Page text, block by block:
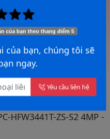
IP Dahua DH-IPC-
HFW3441T-ZS-S2 4MP -
của bạn theo thang điểm 5
của bạn, chúng tôi sẽ
ngay.
Yêu cầu liên hệ